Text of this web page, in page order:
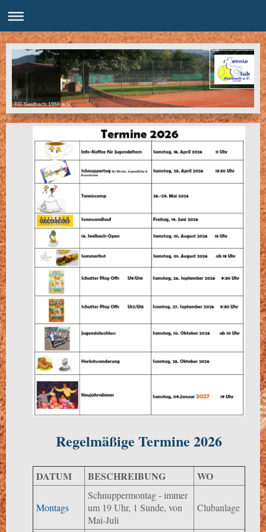
TC Seelbach 1968 e.V.
Regelmäßige Termine 2026
DATUM BESCHREIBUNG WO
Montags
Schnuppermontag - immer
um 19 Uhr, 1 Sunde, von
Mai-Juli
Clubanlage